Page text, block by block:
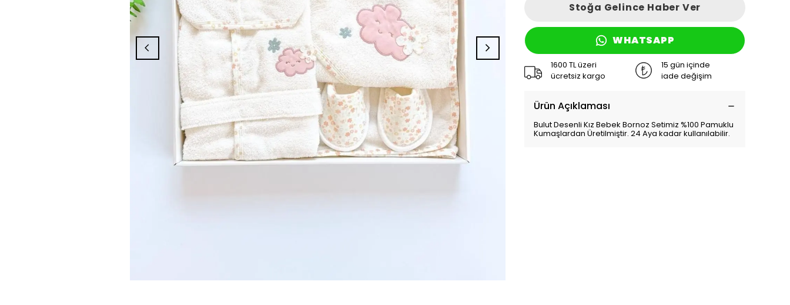
Stoğa Gelince Haber Ver
WHATSAPP
1600 TL üzeri
ücretsiz kargo
15 gün içinde
iade değişim
Ürün Açıklaması
Bulut Desenli Kız Bebek Bornoz Setimiz %100 Pamuklu
Kumaşlardan Üretilmiştir. 24 Aya kadar kullanılabilir.